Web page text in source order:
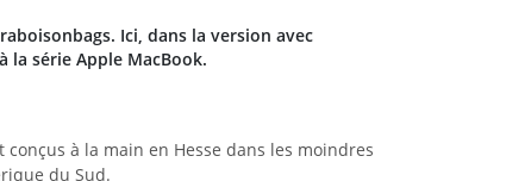
Ici, dans la version avec
série Apple MacBook.
à la main en Hesse dans les moindres
du Sud.